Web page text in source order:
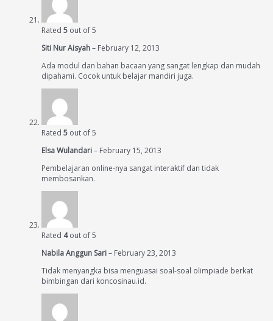
Rated 5 out of 5
Siti Nur Aisyah– February 12, 2013
Ada modul dan bahan bacaan yang sangat lengkap dan mudah
dipahami. Cocok untuk belajar mandiri juga.
Rated 5 out of 5
Elsa Wulandari– February 15, 2013
Pembelajaran online-nya sangat interaktif dan tidak
membosankan.
Rated 4out of 5
Nabila Anggun Sari– February 23, 2013
Tidak menyangka bisa menguasai soal-soal olimpiade berkat
bimbingan dari koncosinau.id.